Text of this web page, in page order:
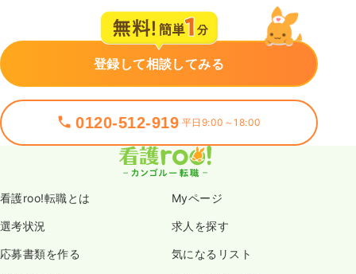
登録して相談してみる
0120-512-919 平日9:00～18:00
看護roo!転職とは Myページ
選考状況 求人を探す
応募書類を作る 気になるリスト